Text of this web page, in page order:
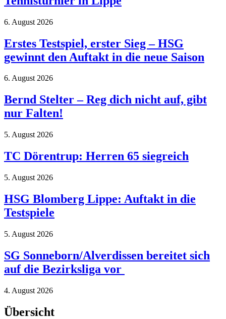
6. August 2026
Erstes Testspiel, erster Sieg – HSG
gewinnt den Auftakt in die neue Saison
6. August 2026
Bernd Stelter – Reg dich nicht auf, gibt
nur Falten!
5. August 2026
TC Dörentrup: Herren 65 siegreich
5. August 2026
HSG Blomberg Lippe: Auftakt in die
Testspiele
5. August 2026
SG Sonneborn/Alverdissen bereitet sich
auf die Bezirksliga vor
4. August 2026
Übersicht